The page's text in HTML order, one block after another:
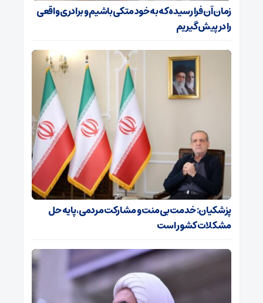
زمان آن فرا رسیده که به خود متکی باشیم و برادری واقعی
را در پیش گیریم
پزشکیان: خدمت بی‌منت و مشارکت مردمی، پایه حل
مشکلات کشور است